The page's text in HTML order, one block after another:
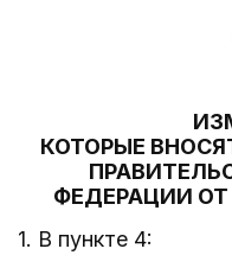
КОТОРЫЕ
ФЕДЕРАЦИИ ОТ
1. В пункте 4: